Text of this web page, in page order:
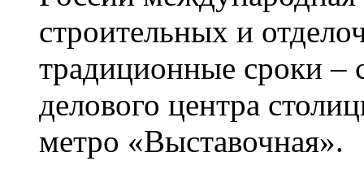
строительных и
традиционные сроки –
делового центра
метро «Выставочная».